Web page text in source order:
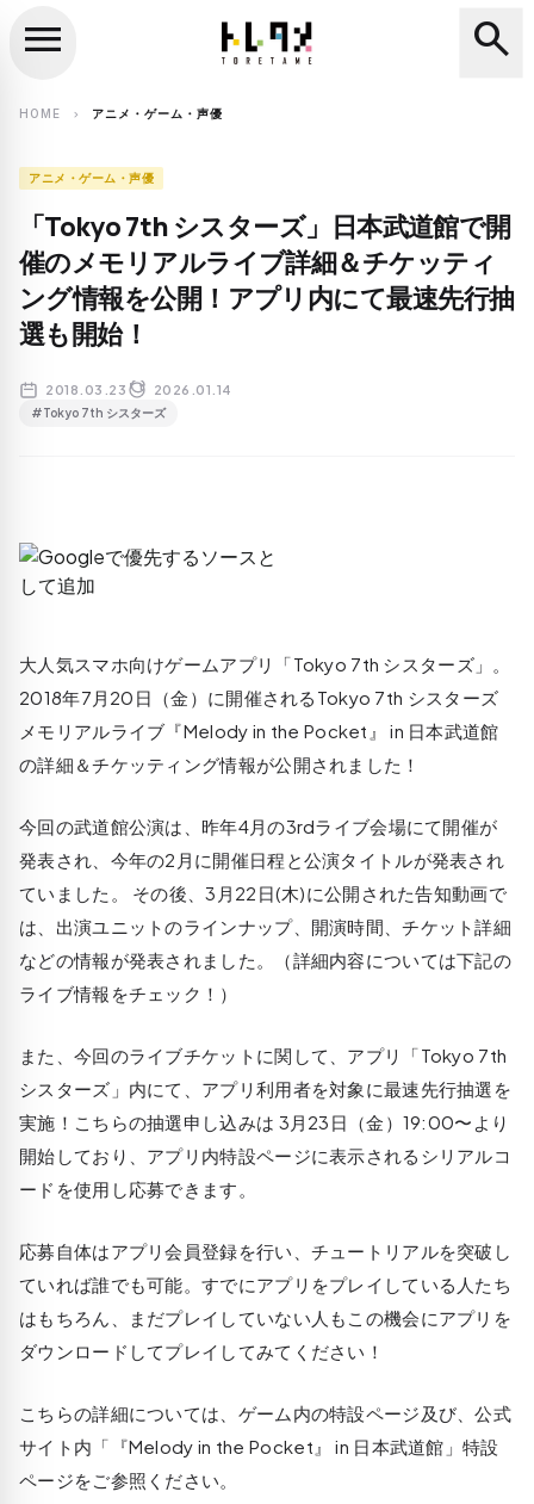
search
menu search
HOME chevron_right アニメ・ゲーム・声優
アニメ・ゲーム・声優
「Tokyo 7th シスターズ」日本武道館で開
催のメモリアルライブ詳細＆チケッティ
ング情報を公開！アプリ内にて最速先行抽
選も開始！
2018.03.23 2026.01.14
#Tokyo 7th シスターズ
大人気スマホ向けゲームアプリ「Tokyo 7th シスターズ」。
2018年7月20日（金）に開催されるTokyo 7th シスターズ
メモリアルライブ『Melody in the Pocket』 in 日本武道館
の詳細＆チケッティング情報が公開されました！
今回の武道館公演は、昨年4月の3rdライブ会場にて開催が
発表され、今年の2月に開催日程と公演タイトルが発表され
ていました。 その後、3月22日(木)に公開された告知動画で
は、出演ユニットのラインナップ、開演時間、チケット詳細
などの情報が発表されました。（詳細内容については下記の
ライブ情報をチェック！）
また、今回のライブチケットに関して、アプリ「Tokyo 7th
シスターズ」内にて、アプリ利用者を対象に最速先行抽選を
実施！こちらの抽選申し込みは 3月23日（金）19:00〜より
開始しており、アプリ内特設ページに表示されるシリアルコ
ードを使用し応募できます。
応募自体はアプリ会員登録を行い、チュートリアルを突破し
ていれば誰でも可能。すでにアプリをプレイしている人たち
はもちろん、まだプレイしていない人もこの機会にアプリを
ダウンロードしてプレイしてみてください！
こちらの詳細については、ゲーム内の特設ページ及び、公式
サイト内「『Melody in the Pocket』 in 日本武道館」特設
ページをご参照ください。